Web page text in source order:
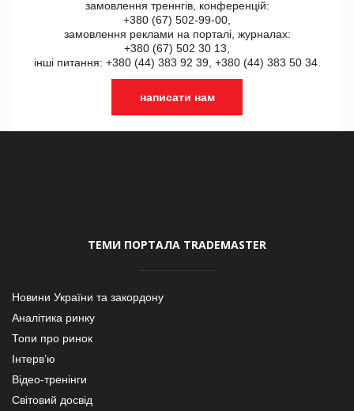
замовлення треннгів, конференцій:
+380 (67) 502-99-00,
замовлення реклами на порталі, журналах:
+380 (67) 502 30 13,
інші питання: +380 (44) 383 92 39, +380 (44) 383 50 34.
написати нам
ТЕМИ ПОРТАЛА TRADEMASTER
Новини України та закордону
Аналітика ринку
Топи про ринок
Інтерв’ю
Відео-тренінги
Світовий досвід